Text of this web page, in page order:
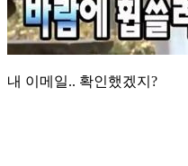
내 이메일.. 확인했겠지?